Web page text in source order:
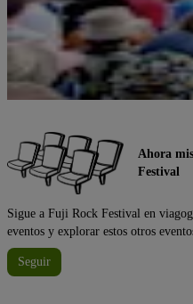
Ahora
Festival
Sigue a Fuji Rock Festival en
eventos y explorar estos otros
Seguir